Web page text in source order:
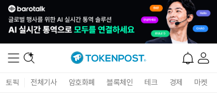
토픽 전체기사 암호화폐 블록체인 테크 경제 마켓
Ethereum (ETH) ₩2,705,801(+0.17%)